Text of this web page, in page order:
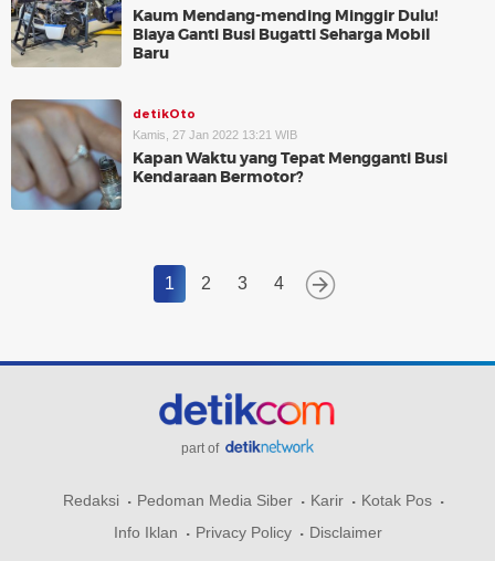
Kaum Mendang-mending Minggir Dulu!
Biaya Ganti Busi Bugatti Seharga Mobil
Baru
detikOto
Kamis, 27 Jan 2022 13:21 WIB
Kapan Waktu yang Tepat Mengganti Busi
Kendaraan Bermotor?
1 2 3 4
part of
Redaksi Pedoman Media Siber Karir
Kotak Pos
Info Iklan
Privacy Policy Disclaimer